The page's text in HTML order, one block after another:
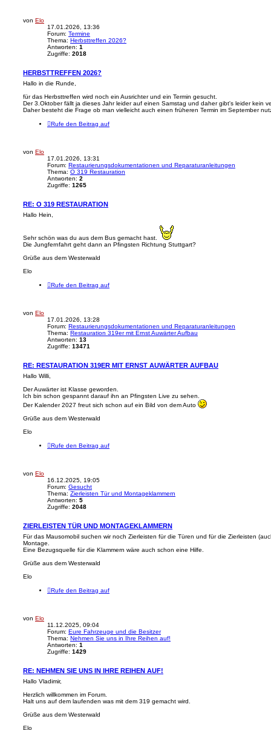
von Elo
17.01.2026, 13:36
Forum: Termine
Thema: Herbsttreffen 2026?
Antworten: 1
Zugriffe: 2018
HERBSTTREFFEN 2026?
Hallo in die Runde,
für das Herbsttreffen wird noch ein Ausrichter und ein Termin gesucht.
Der 3.Oktober fällt ja dieses Jahr leider auf einen Samstag und daher gibt's leider kein
Daher besteht die Frage ob man vielleicht auch einen früheren Termin im September
Rufe den Beitrag auf
von Elo
17.01.2026, 13:31
Forum: Restaurierungsdokumentationen und Reparaturanleitungen
Thema: O 319 Restauration
Antworten: 2
Zugriffe: 1265
RE: O 319 RESTAURATION
Hallo Hein,
Sehr schön was du aus dem Bus gemacht hast.
Die Jungfernfahrt geht dann an Pfingsten Richtung Stuttgart?
Grüße aus dem Westerwald
Elo
Rufe den Beitrag auf
von Elo
17.01.2026, 13:28
Forum: Restaurierungsdokumentationen und Reparaturanleitungen
Thema: Restauration 319er mit Ernst Auwärter Aufbau
Antworten: 13
Zugriffe: 13471
RE: RESTAURATION 319ER MIT ERNST AUWÄRTER AUFBAU
Hallo Willi,
Der Auwärter ist Klasse geworden.
Ich bin schon gespannt darauf ihn an Pfingsten Live zu sehen.
Der Kalender 2027 freut sich schon auf ein Bild von dem Auto
Grüße aus dem Westerwald
Elo
Rufe den Beitrag auf
von Elo
16.12.2025, 19:05
Forum: Gesucht
Thema: Zierleisten Tür und Montageklammern
Antworten: 5
Zugriffe: 2048
ZIERLEISTEN TÜR UND MONTAGEKLAMMERN
Für das Mausomobil suchen wir noch Zierleisten für die Türen und für die Zierleisten
Montage.
Eine Bezugsquelle für die Klammern wäre auch schon eine Hilfe.
Grüße aus dem Westerwald
Elo
Rufe den Beitrag auf
von Elo
11.12.2025, 09:04
Forum: Eure Fahrzeuge und die Besitzer
Thema: Nehmen Sie uns in Ihre Reihen auf!
Antworten: 1
Zugriffe: 1429
RE: NEHMEN SIE UNS IN IHRE REIHEN AUF!
Hallo Vladimir,
Herzlich willkommen im Forum.
Halt uns auf dem laufenden was mit dem 319 gemacht wird.
Grüße aus dem Westerwald
Elo